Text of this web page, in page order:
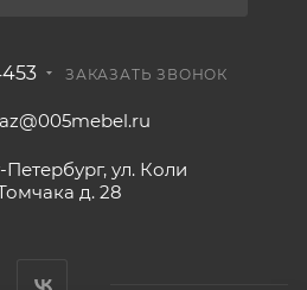
ЗАКАЗАТЬ ЗВОНОК
Петербург, ул. Коли
д. 28